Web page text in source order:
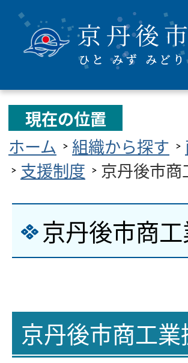
現在の位置
ホーム
組織から探す
支援制度
京丹後市
京丹後市商
京丹後市商工